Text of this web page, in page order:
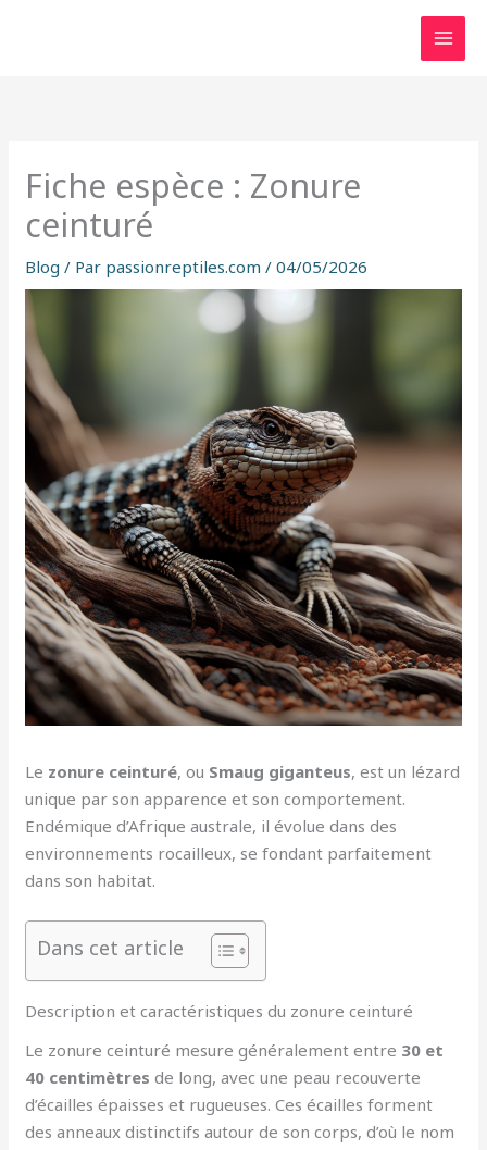
Fiche espèce : Zonure
ceinturé
Blog / Par passionreptiles.com/04/05/2026
Le zonure ceinturé, ou Smaug giganteus, est un lézard
unique par son apparence et son comportement.
Endémique d’Afrique australe, il évolue dans des
environnements rocailleux, se fondant parfaitement
dans son habitat.
Dans cet article
Description et caractéristiques du zonure ceinturé
Le zonure ceinturé mesure généralement entre 30 et
40 centimètres de long, avec une peau recouverte
d’écailles épaisses et rugueuses. Ces écailles forment
des anneaux distinctifs autour de son corps, d’où le nom